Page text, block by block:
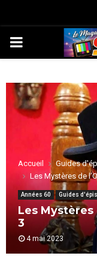
PRIMARY
Accueil Guides
Les Mystères de
Années 60 Guides
Les Mystères
3
4 mai 2023